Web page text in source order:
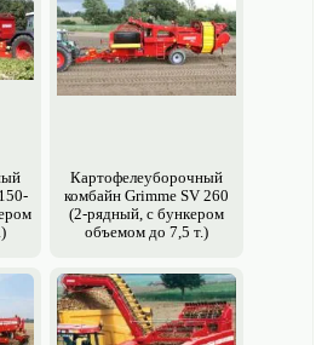
Картофеле­уборочный
комбайн Grimme SV 260
(2-рядный, с бункером
объемом до 7,5 т.)